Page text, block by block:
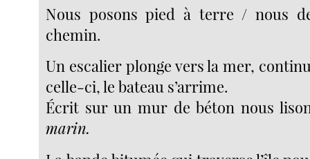
Nous posons pied à terre / nous
chemin.
Un escalier plonge vers la mer,
celle-ci, le bateau s’arrime.
Écrit sur un mur de béton nous
marin.